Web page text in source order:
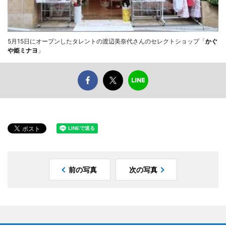
5月15日にオープンしたタレントの渡辺美奈代さんのセレクトショップ「かぐ
や姫ミナヨ 」
前の写真 次の写真